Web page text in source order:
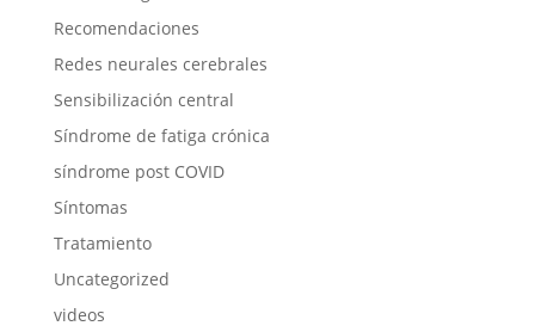
Recomendaciones
Redes neurales cerebrales
Sensibilización central
Síndrome de fatiga crónica
síndrome post COVID
Síntomas
Tratamiento
Uncategorized
videos